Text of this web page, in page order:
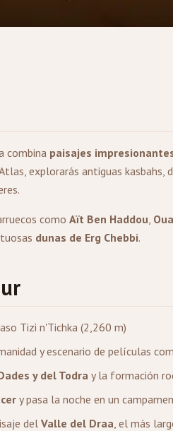
combina paisajes
explorarás antiguas kasbahs,
como Aït Ben Haddou,
dunas de Erg Chebbi.
Tizi n'Tichka (2,260 m)
y escenario de películas
y del Todra y la formación
y pasa la noche en un
del Valle del Draa, el más